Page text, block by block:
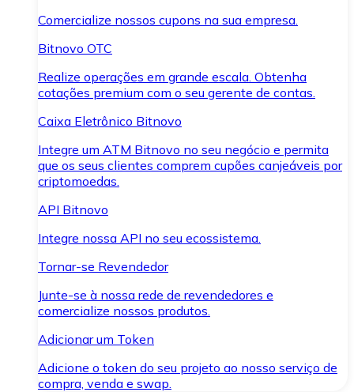
Comercialize nossos cupons na sua empresa.
Bitnovo OTC
Realize operações em grande escala. Obtenha
cotações premium com o seu gerente de contas.
Caixa Eletrônico Bitnovo
Integre um ATM Bitnovo no seu negócio e permita
que os seus clientes comprem cupões canjeáveis por
criptomoedas.
API Bitnovo
Integre nossa API no seu ecossistema.
Tornar-se Revendedor
Junte-se à nossa rede de revendedores e
comercialize nossos produtos.
Adicionar um Token
Adicione o token do seu projeto ao nosso serviço de
compra, venda e swap.